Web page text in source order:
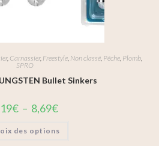
, Carnassier, Freestyle Non classé Pêche Plomb
SPRO
Bullet Sinkers
€ – 8,69€
des options